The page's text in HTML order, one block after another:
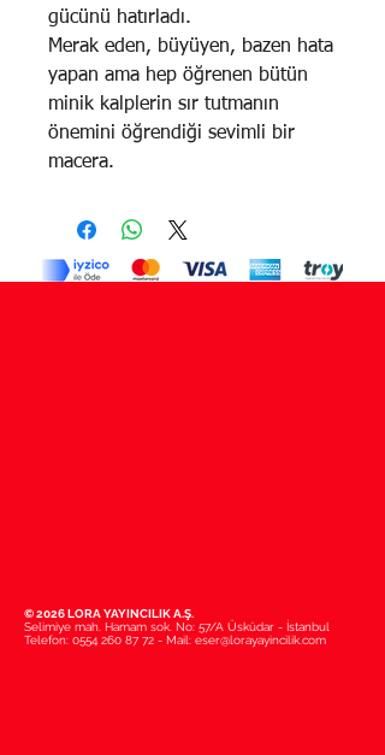
gücünü hatırladı.
Merak eden, büyüyen, bazen hata
yapan ama hep öğrenen bütün
minik kalplerin sır tutmanın
önemini öğrendiği sevimli bir
macera.
© 2026 LORA YAYINCILIK A.Ş.
Selimiye mah. Hamam sok. No: 57/A Üsküdar - İstanbul
Telefon: 0554 260 87 72 - Mail: eser@lorayayincilik.com